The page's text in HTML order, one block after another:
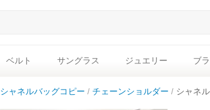
ベルト サングラス ジュエリー ブ
シャネルバッグコピー チェーンショルダー シャネ